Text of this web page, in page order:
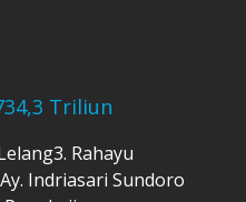
Triliun
Rahayu
Indriasari Sundoro